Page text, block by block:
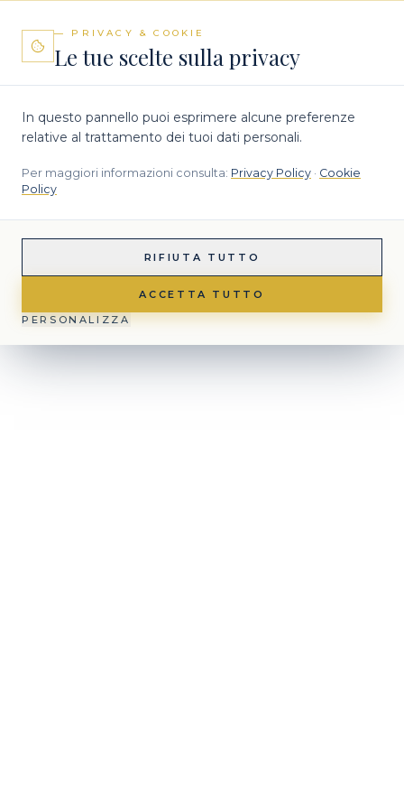
— PRIVACY & COOKIE
Le tue scelte sulla privacy
In questo pannello puoi esprimere alcune preferenze
relative al trattamento dei tuoi dati personali.
Per maggiori informazioni consulta: Privacy Policy · Cookie
Policy
PERSONALIZZA
RIFIUTA TUTTO
ACCETTA TUTTO